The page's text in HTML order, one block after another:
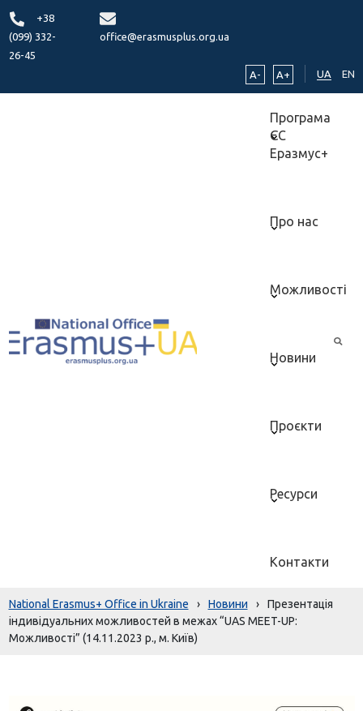
+38
(099) 332-
26-45
office@erasmusplus.org.ua
A- A+ UA EN
Програма
ЄС
Еразмус+
Про нас
Можливості
Новини
Проєкти
Ресурси
Контакти
National Erasmus+ Office in Ukraine › Новини ›
Презентація
індивідуальних можливостей в межах “UAS MEET-UP:
Можливості” (14.11.2023 р., м. Київ)